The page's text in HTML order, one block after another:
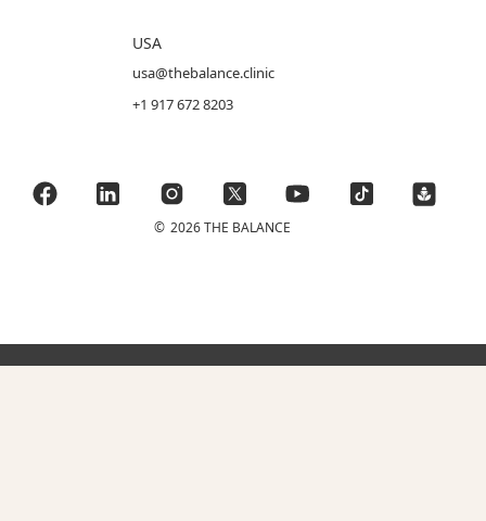
USA
usa@thebalance.clinic
+1 917 672 8203
© 2026 THE BALANCE